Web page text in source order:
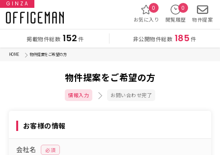
GINZA
掲載物件総数 152件 非公開物件総数 185件
お気に入り
0
閲覧履歴
0
物件提案
HOME 物件提案をご希望の方
物件提案をご希望の方
情報入力 お問い合わせ完了
お客様の情報
会社名 必須